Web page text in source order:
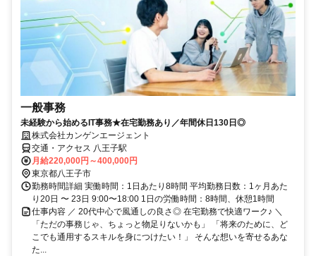
一般事務
未経験から始めるIT事務★在宅勤務あり／年間休日130日◎
株式会社カンゲンエージェント
交通・アクセス 八王子駅
月給220,000円～400,000円
東京都八王子市
勤務時間詳細 実働時間：1日あたり8時間 平均勤務日数：1ヶ月あた
り20日 〜 23日 9:00〜18:00 1日の労働時間：8時間、休憩1時間
仕事内容 ／ 20代中心で風通しの良さ◎ 在宅勤務で快適ワーク♪ ＼
「ただの事務じゃ、ちょっと物足りないかも」 「将来のために、ど
こでも通用するスキルを身につけたい！」 そんな想いを寄せるあな
た...